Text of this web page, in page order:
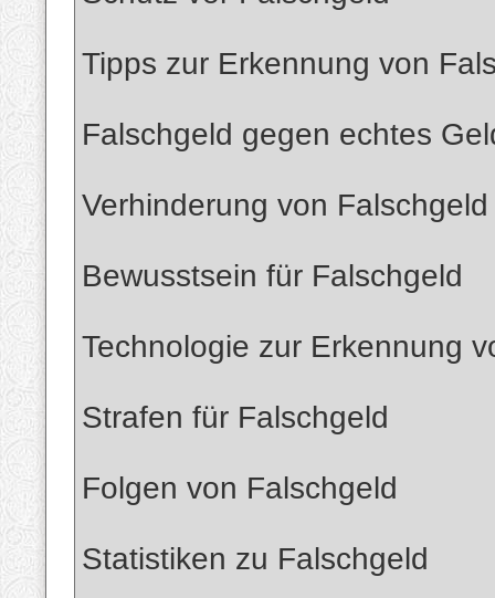
Tipps zur Erkennung von
Falschgeld gegen echtes
Verhinderung von Falschgeld
Bewusstsein für Falschgeld
Technologie zur Erkennung
Strafen für Falschgeld
Folgen von Falschgeld
Statistiken zu Falschgeld